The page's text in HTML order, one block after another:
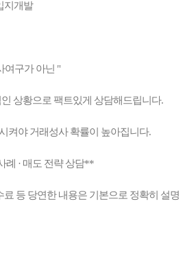
지개발
여구가 아닌 "
상황으로 팩트있게 상담해드립니다.
켜야 거래성사 확률이 높아집니다.
례 · 매도 전략 상담**
등 당연한 내용은 기본으로 정확히 설명